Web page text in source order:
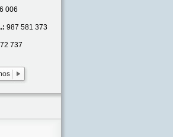
006
987 581 373
737